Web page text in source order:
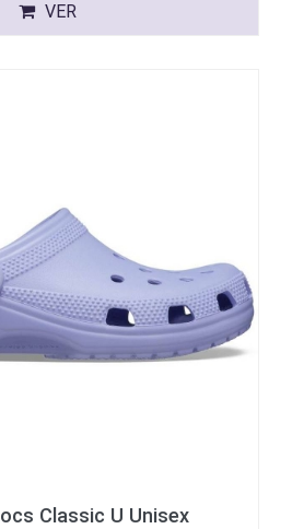
VER
Classic U Unisex